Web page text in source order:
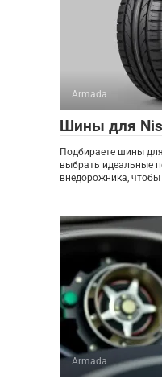
Armada
Шины для
Подбираете шины
выбрать идеальные
внедорожника, чтобы
Armada